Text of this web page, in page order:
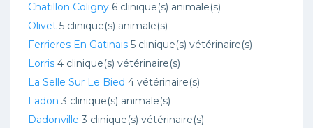
Chatillon Coligny 6 clinique(s) animale(s)
Olivet 5 clinique(s) animale(s)
Ferrieres En Gatinais 5 clinique(s) vétérinaire(s)
Lorris 4 clinique(s) vétérinaire(s)
La Selle Sur Le Bied 4 vétérinaire(s)
Ladon 3 clinique(s) animale(s)
Dadonville 3 clinique(s) vétérinaire(s)